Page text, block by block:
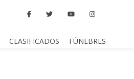
CLASIFICADOS FÚNEBRES